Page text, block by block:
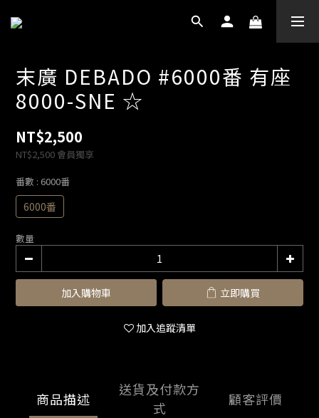
末廣 DEBADO #6000番 有座
8000-SNE ☆
NT$2,500
NT$2,500 會員獨享
番數 : 6000番
6000番
數量
加入購物車 立即購買
加入追蹤清單
商品描述
送貨及付款方
式
顧客評價